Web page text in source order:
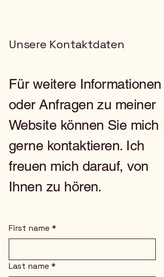
Unsere Kontaktdaten
Für weitere Informationen
oder Anfragen zu meiner
Website können Sie mich
gerne kontaktieren. Ich
freuen mich darauf, von
Ihnen zu hören.
First name *
Last name *